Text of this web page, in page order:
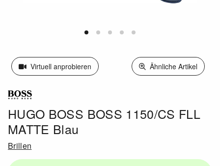
Virtuell anprobieren Ähnliche Artikel
HUGO BOSS BOSS 1150/CS FLL
MATTE Blau
Brillen